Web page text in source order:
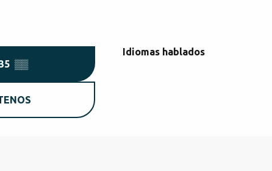
▒▒
Idiomas hablados
Idiomas hablados